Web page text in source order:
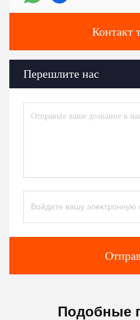
Контакт
Перешлите нас
Подобные